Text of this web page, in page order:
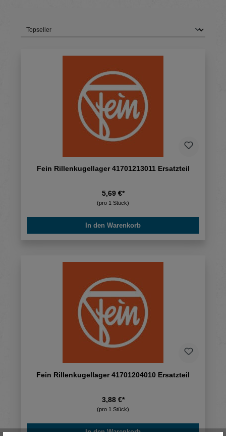
Fein Rillenkugellager 41701213011 Ersatzteil
5,69 €*
(pro 1 Stück)
In den Warenkorb
Fein Rillenkugellager 41701204010 Ersatzteil
3,88 €*
(pro 1 Stück)
In den Warenkorb